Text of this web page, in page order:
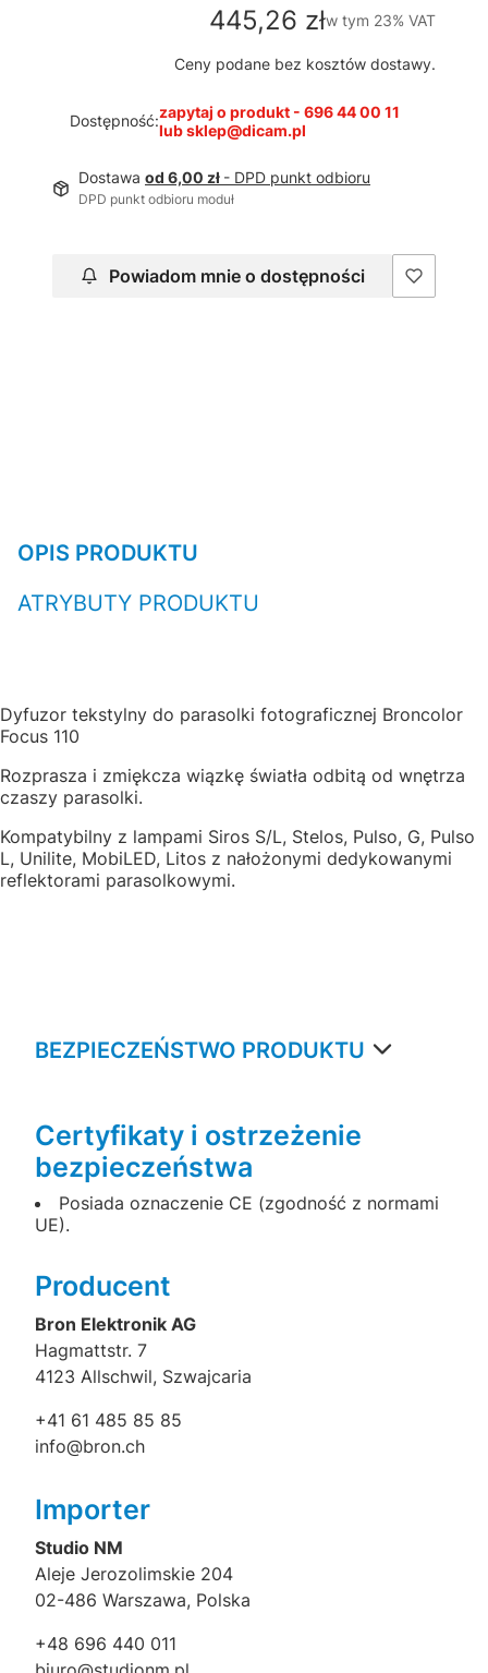
Cena
445,26 złw tym 23% VAT
w tym 23% VAT
Ceny podane bez kosztów dostawy.
Dostępność:zapytaj o produkt - 696 44 00 11
lub sklep@dicam.pl
Dostawa od 6,00 zł - DPD punkt odbioru
DPD punkt odbioru moduł
Powiadom mnie o dostępności
OPIS PRODUKTU
ATRYBUTY PRODUKTU
Dyfuzor tekstylny do parasolki fotograficznej Broncolor
Focus 110
Rozprasza i zmiękcza wiązkę światła odbitą od wnętrza
czaszy parasolki.
Kompatybilny z lampami Siros S/L, Stelos, Pulso, G, Pulso
L, Unilite, MobiLED, Litos z nałożonymi dedykowanymi
reflektorami parasolkowymi.
BEZPIECZEŃSTWO PRODUKTU
Certyfikaty i ostrzeżenie
bezpieczeństwa
Posiada oznaczenie CE (zgodność z normami
UE).
Producent
Bron Elektronik AG
Hagmattstr. 7
4123 Allschwil, Szwajcaria
+41 61 485 85 85
info@bron.ch
Importer
Studio NM
Aleje Jerozolimskie 204
02-486 Warszawa, Polska
+48 696 440 011